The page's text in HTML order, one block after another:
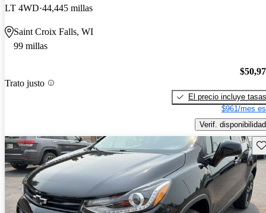
LT 4WD 44,445 millas
Saint Croix Falls, WI
99 millas
Trato justo
El precio incluye tasas
$961/mes
Verif. disponibilidad